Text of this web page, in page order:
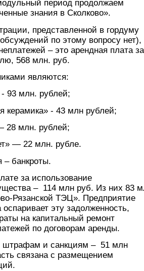
период продолжаем
знания в Сколково».
представленной в гордуму
по этому вопросу нет),
– это арендная плата за
568 млн. руб.
являются:
93 млн. рублей;
керамика» - 43 млн рублей;
млн. рублей;
— 22 млн. рубле.
– банкроты.
за использование
– 114 млн руб. Из них 83
Рязанской ТЭЦ». Предприятие
эту задолженность,
на капитальный ремонт
по договорам аренды.
штрафам и санкциям – 51 млн
связана с размещением